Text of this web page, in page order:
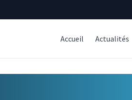
Accueil Actualités